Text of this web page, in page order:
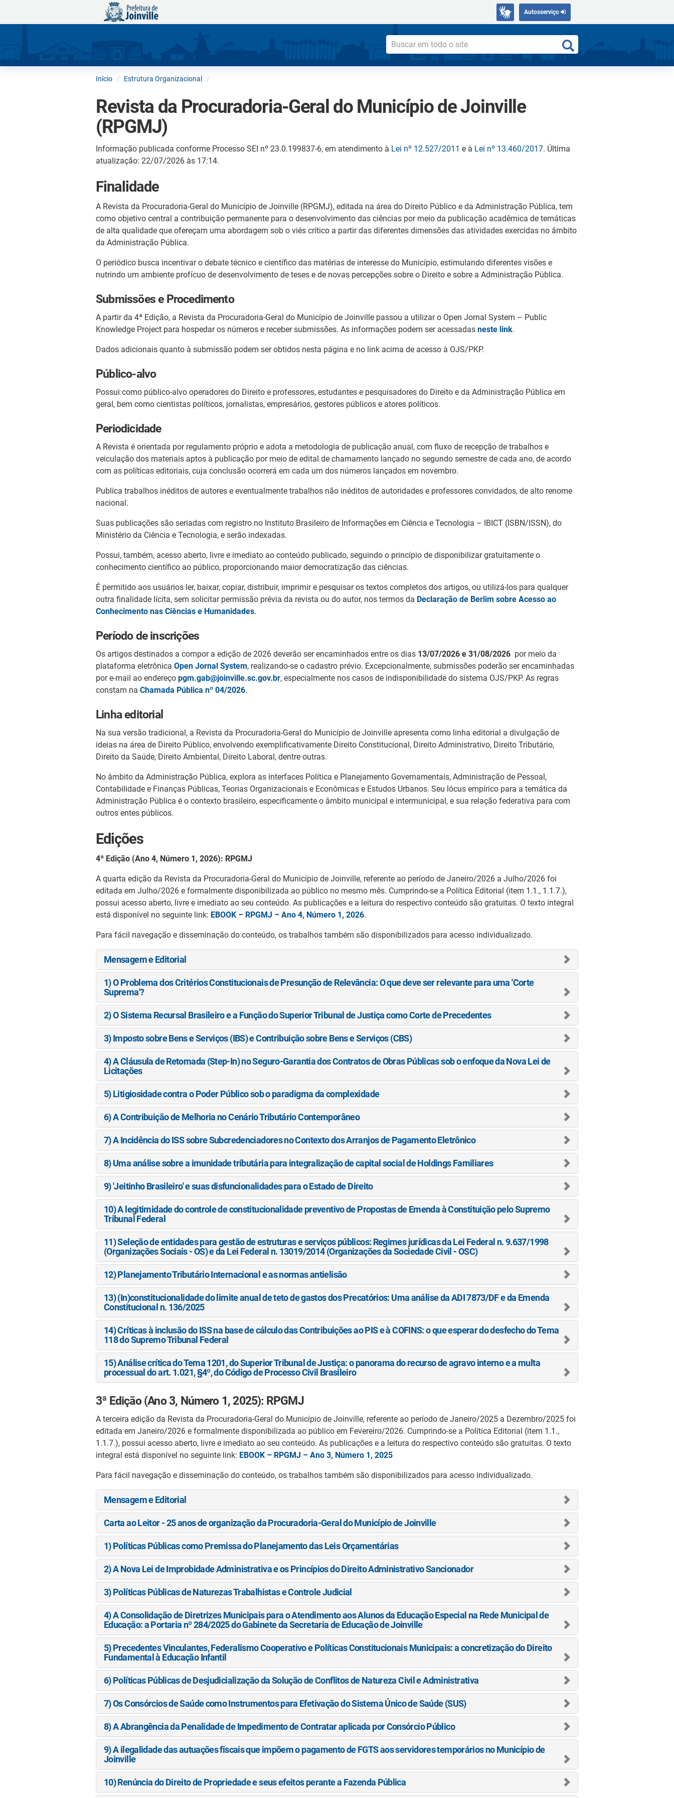
Autosserviço
Início Estrutura Organizacional
Revista da Procuradoria-Geral do Município de Joinville
(RPGMJ)
Informação publicada conforme Processo SEI nº 23.0.199837-6, em atendimento à Lei nº 12.527/2011 e à Lei nº 13.460/2017. Última
atualização: 22/07/2026 às 17:14.
Finalidade
A Revista da Procuradoria-Geral do Município de Joinville (RPGMJ), editada na área do Direito Público e da Administração Pública, tem
como objetivo central a contribuição permanente para o desenvolvimento das ciências por meio da publicação acadêmica de temáticas
de alta qualidade que ofereçam uma abordagem sob o viés crítico a partir das diferentes dimensões das atividades exercidas no âmbito
da Administração Pública.
O periódico busca incentivar o debate técnico e científico das matérias de interesse do Município, estimulando diferentes visões e
nutrindo um ambiente profícuo de desenvolvimento de teses e de novas percepções sobre o Direito e sobre a Administração Pública.
Submissões e Procedimento
A partir da 4ª Edição, a Revista da Procuradoria-Geral do Município de Joinville passou a utilizar o Open Jornal System – Public
Knowledge Project para hospedar os números e receber submissões. As informações podem ser acessadas neste link.
Dados adicionais quanto à submissão podem ser obtidos nesta página e no link acima de acesso à OJS/PKP.
Público-alvo
Possui como público-alvo operadores do Direito e professores, estudantes e pesquisadores do Direito e da Administração Pública em
geral, bem como cientistas políticos, jornalistas, empresários, gestores públicos e atores políticos.
Periodicidade
A Revista é orientada por regulamento próprio e adota a metodologia de publicação anual, com fluxo de recepção de trabalhos e
veiculação dos materiais aptos à publicação por meio de edital de chamamento lançado no segundo semestre de cada ano, de acordo
com as políticas editoriais, cuja conclusão ocorrerá em cada um dos números lançados em novembro.
Publica trabalhos inéditos de autores e eventualmente trabalhos não inéditos de autoridades e professores convidados, de alto renome
nacional.
Suas publicações são seriadas com registro no Instituto Brasileiro de Informações em Ciência e Tecnologia – IBICT (ISBN/ISSN), do
Ministério da Ciência e Tecnologia, e serão indexadas.
Possui, também, acesso aberto, livre e imediato ao conteúdo publicado, seguindo o princípio de disponibilizar gratuitamente o
conhecimento científico ao público, proporcionando maior democratização das ciências.
É permitido aos usuários ler, baixar, copiar, distribuir, imprimir e pesquisar os textos completos dos artigos, ou utilizá-los para qualquer
outra finalidade lícita, sem solicitar permissão prévia da revista ou do autor, nos termos da Declaração de Berlim sobre Acesso ao
Conhecimento nas Ciências e Humanidades.
Período de inscrições
Os artigos destinados a compor a edição de 2026 deverão ser encaminhados entre os dias 13/07/2026 e 31/08/2026 por meio da
plataforma eletrônica Open Jornal System, realizando-se o cadastro prévio. Excepcionalmente, submissões poderão ser encaminhadas
por e-mail ao endereço pgm.gab@joinville.sc.gov.br, especialmente nos casos de indisponibilidade do sistema OJS/PKP. As regras
constam na Chamada Pública nº 04/2026.
Linha editorial
Na sua versão tradicional, a Revista da Procuradoria-Geral do Município de Joinville apresenta como linha editorial a divulgação de
ideias na área de Direito Público, envolvendo exemplificativamente Direito Constitucional, Direito Administrativo, Direito Tributário,
Direito da Saúde, Direito Ambiental, Direito Laboral, dentre outras.
No âmbito da Administração Pública, explora as interfaces Política e Planejamento Governamentais, Administração de Pessoal,
Contabilidade e Finanças Públicas, Teorias Organizacionais e Econômicas e Estudos Urbanos. Seu lócus empírico para a temática da
Administração Pública é o contexto brasileiro, especificamente o âmbito municipal e intermunicipal, e sua relação federativa para com
outros entes públicos.
Edições
4ª Edição (Ano 4, Número 1, 2026): RPGMJ
A quarta edição da Revista da Procuradoria-Geral do Município de Joinville, referente ao período de Janeiro/2026 a Julho/2026 foi
editada em Julho/2026 e formalmente disponibilizada ao público no mesmo mês. Cumprindo-se a Política Editorial (item 1.1., 1.1.7.),
possui acesso aberto, livre e imediato ao seu conteúdo. As publicações e a leitura do respectivo conteúdo são gratuitas. O texto integral
está disponível no seguinte link: EBOOK – RPGMJ – Ano 4, Número 1, 2026.
Para fácil navegação e disseminação do conteúdo, os trabalhos também são disponibilizados para acesso individualizado.
Mensagem e Editorial
1)O Problema dos Critérios Constitucionais de Presunção de Relevância: O que deve ser relevante para uma 'Corte
Suprema'?
2)O Sistema Recursal Brasileiro e a Função do Superior Tribunal de Justiça como Corte de Precedentes
3) Imposto sobre Bens e Serviços (IBS) e Contribuição sobre Bens e Serviços (CBS)
4)A Cláusula de Retomada (Step-In) no Seguro-Garantia dos Contratos de Obras Públicas sob o enfoque da Nova Lei de
Licitações
5) Litigiosidade contra o Poder Público sob o paradigma da complexidade
6) A Contribuição de Melhoria no Cenário Tributário Contemporâneo
7) A Incidência do ISS sobre Subcredenciadores no Contexto dos Arranjos de Pagamento Eletrônico
8) Uma análise sobre a imunidade tributária para integralização de capital social de Holdings Familiares
9) 'Jeitinho Brasileiro' e suas disfuncionalidades para o Estado de Direito
10) A legitimidade do controle de constitucionalidade preventivo de Propostas de Emenda à Constituição pelo Supremo
Tribunal Federal
11) Seleção de entidades para gestão de estruturas e serviços públicos: Regimes jurídicas da Lei Federal n. 9.637/1998
(Organizações Sociais - OS) e da Lei Federal n. 13019/2014 (Organizações da Sociedade Civil - OSC)
12) Planejamento Tributário Internacional e as normas antielisão
13) (In)constitucionalidade do limite anual de teto de gastos dos Precatórios: Uma análise da ADI 7873/DF e da Emenda
Constitucional n. 136/2025
14) Críticas à inclusão do ISS na base de cálculo das Contribuições ao PIS e à COFINS: o que esperar do desfecho do Tema
118 do Supremo Tribunal Federal
15) Análise crítica do Tema 1201, do Superior Tribunal de Justiça: o panorama do recurso de agravo interno e a multa
processual do art. 1.021, §4º, do Código de Processo Civil Brasileiro
3ª Edição (Ano 3, Número 1, 2025): RPGMJ
A terceira edição da Revista da Procuradoria-Geral do Município de Joinville, referente ao período de Janeiro/2025 a Dezembro/2025 foi
editada em Janeiro/2026 e formalmente disponibilizada ao público em Fevereiro/2026. Cumprindo-se a Política Editorial (item 1.1.,
1.1.7.), possui acesso aberto, livre e imediato ao seu conteúdo. As publicações e a leitura do respectivo conteúdo são gratuitas. O texto
integral está disponível no seguinte link: EBOOK – RPGMJ – Ano 3, Número 1, 2025
Para fácil navegação e disseminação do conteúdo, os trabalhos também são disponibilizados para acesso individualizado.
Mensagem e Editorial
Carta ao Leitor - 25 anos de organização da Procuradoria-Geral do Município de Joinville
1) Políticas Públicas como Premissa do Planejamento das Leis Orçamentárias
2) A Nova Lei de Improbidade Administrativa e os Princípios do Direito Administrativo Sancionador
3) Políticas Públicas de Naturezas Trabalhistas e Controle Judicial
4) A Consolidação de Diretrizes Municipais para o Atendimento aos Alunos da Educação Especial na Rede Municipal de
Educação: a Portaria nº 284/2025 do Gabinete da Secretaria de Educação de Joinville
5) Precedentes Vinculantes, Federalismo Cooperativo e Políticas Constitucionais Municipais: a concretização do Direito
Fundamental à Educação Infantil
6) Políticas Públicas de Desjudicialização da Solução de Conflitos de Natureza Civil e Administrativa
7) Os Consórcios de Saúde como Instrumentos para Efetivação do Sistema Único de Saúde (SUS)
8) A Abrangência da Penalidade de Impedimento de Contratar aplicada por Consórcio Público
9) A ilegalidade das autuações fiscais que impõem o pagamento de FGTS aos servidores temporários no Município de
Joinville
10) Renúncia do Direito de Propriedade e seus efeitos perante a Fazenda Pública